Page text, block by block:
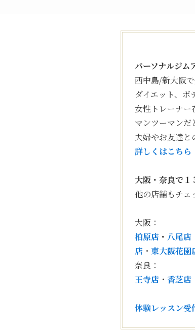
パーソナルジム
西中島/新大阪
ダイエット、ボ
女性トレーナー
マンツーマンだ
夫婦やお友達と
詳しくはこちら
大阪・奈良で１
他の店舗もチェ
大阪：
柏原店 ・ 八尾店
店 ・ 東大阪花園
奈良：
王寺店 ・ 香芝店
体験レッスン受